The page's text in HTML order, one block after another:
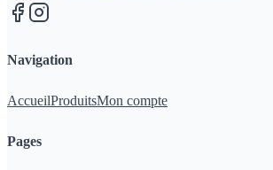
Navigation
AccueilProduitsMon compte
Pages